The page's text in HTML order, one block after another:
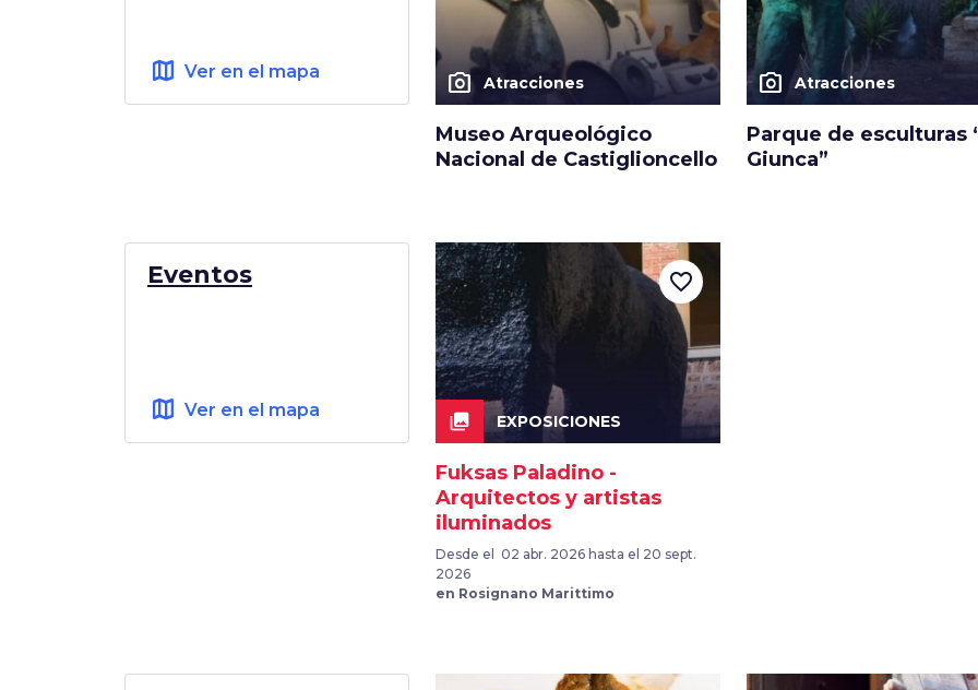
map Ver en el mapa photo_camera Atracciones
Museo Arqueológico
Nacional de Castiglioncello
photo_camera Atracciones
Parque de esculturas
Giunca”
Eventos
map Ver en el mapa
collections EXPOSICIONES
Fuksas Paladino -
Arquitectos y artistas
iluminados
Desde el 02 abr. 2026 hasta el 20 sept.
2026
en Rosignano Marittimo
favorite_border